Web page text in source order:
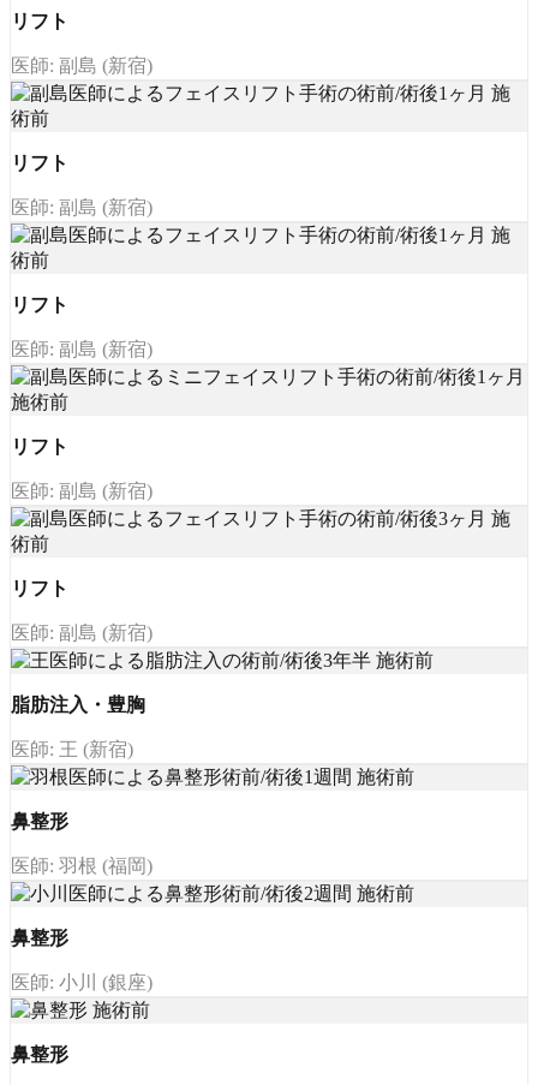
リフト
医師: 副島 (新宿)
リフト
医師: 副島 (新宿)
リフト
医師: 副島 (新宿)
リフト
医師: 副島 (新宿)
リフト
医師: 副島 (新宿)
脂肪注入・豊胸
医師: 王 (新宿)
鼻整形
医師: 羽根 (福岡)
鼻整形
医師: 小川 (銀座)
鼻整形